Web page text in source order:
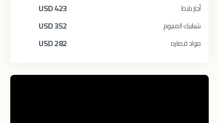
أجار بليط 423
USD
شبابيك المنيوم 352
USD
مواد قصاره 282
USD